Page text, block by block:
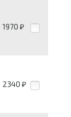
1970 ₽
2340 ₽